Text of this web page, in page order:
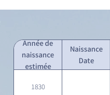
Année de
naissance
estimée
Naissance
Date
1830